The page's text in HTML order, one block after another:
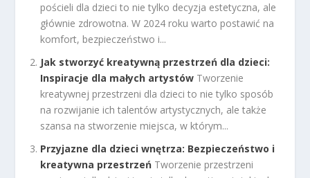
pościeli dla dzieci to nie tylko decyzja estetyczna, ale
głównie zdrowotna. W 2024 roku warto postawić na
komfort, bezpieczeństwo i...
Jak stworzyć kreatywną przestrzeń dla dzieci:
Inspiracje dla małych artystów Tworzenie
kreatywnej przestrzeni dla dzieci to nie tylko sposób
na rozwijanie ich talentów artystycznych, ale także
szansa na stworzenie miejsca, w którym...
Przyjazne dla dzieci wnętrza: Bezpieczeństwo i
kreatywna przestrzeń Tworzenie przestrzeni